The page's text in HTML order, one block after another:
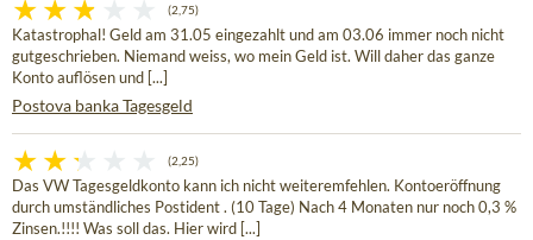
(2,75)
Katastrophal! Geld am 31.05 eingezahlt und am 03.06 immer noch nicht
gutgeschrieben. Niemand weiss, wo mein Geld ist. Will daher das ganze
Konto auflösen und [...]
Postova banka Tagesgeld
(2,25)
Das VW Tagesgeldkonto kann ich nicht weiteremfehlen. Kontoeröffnung
durch umständliches Postident . (10 Tage) Nach 4 Monaten nur noch 0,3 %
Zinsen.!!!! Was soll das. Hier wird [...]